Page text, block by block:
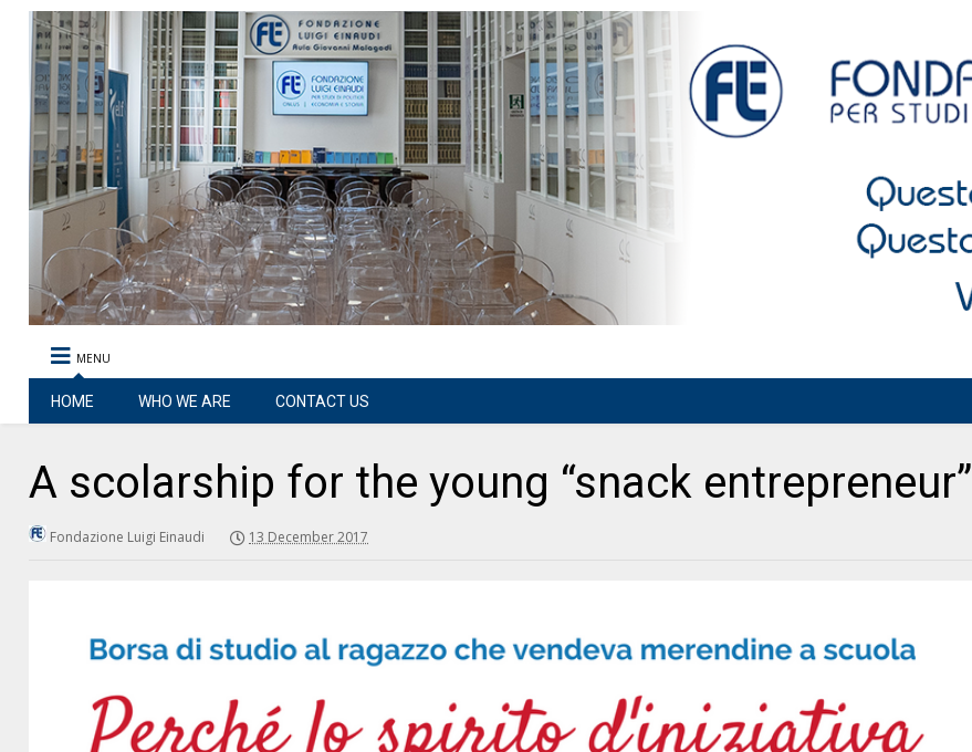
MENU
HOME WHO WE ARE CONTACT US
A scolarship for the young “snack entrepreneur”
Fondazione Luigi Einaudi 13 December 2017